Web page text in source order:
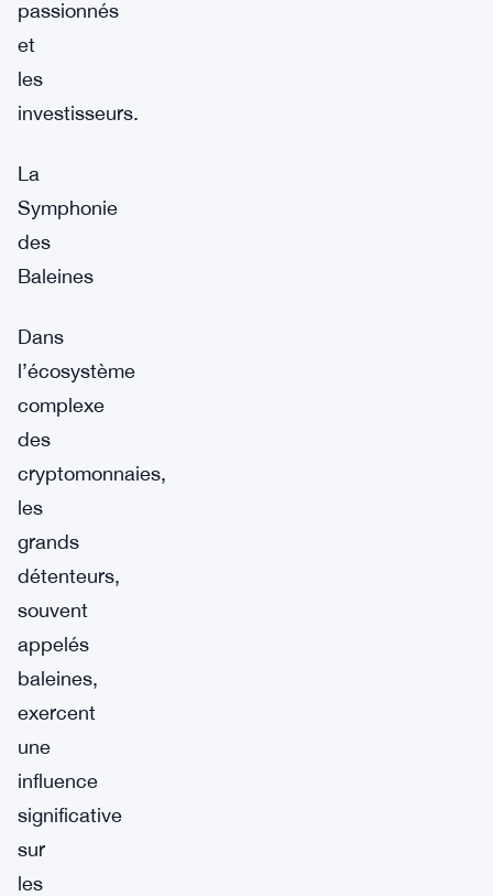
passionnés
et
les
investisseurs.
La
Symphonie
des
Baleines
Dans
l’écosystème
complexe
des
cryptomonnaies,
les
grands
détenteurs,
souvent
appelés
baleines,
exercent
une
influence
significative
sur
les